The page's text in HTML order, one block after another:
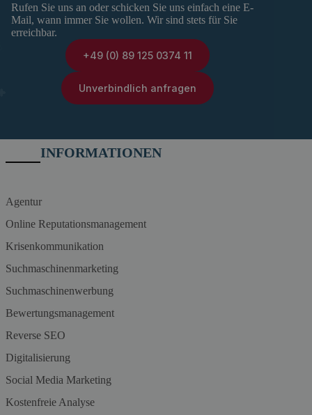
Rufen Sie uns an oder schicken Sie uns einfach eine E-
Mail, wann immer Sie wollen. Wir sind stets für Sie
erreichbar.
+49 (0) 89 125 0374 11
Unverbindlich anfragen
INFORMATIONEN
Agentur
Online Reputationsmanagement
Krisenkommunikation
Suchmaschinenmarketing
Suchmaschinenwerbung
Bewertungsmanagement
Reverse SEO
Digitalisierung
Social Media Marketing
Kostenfreie Analyse